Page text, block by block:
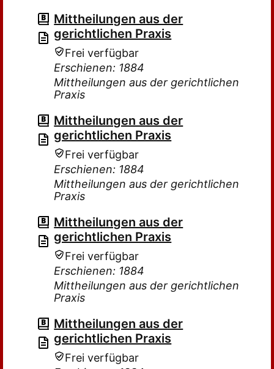
Mittheilungen aus der
gerichtlichen Praxis
Frei verfügbar
Erschienen: 1884
Mittheilungen aus der gerichtlichen
Praxis
Mittheilungen aus der
gerichtlichen Praxis
Frei verfügbar
Erschienen: 1884
Mittheilungen aus der gerichtlichen
Praxis
Mittheilungen aus der
gerichtlichen Praxis
Frei verfügbar
Erschienen: 1884
Mittheilungen aus der gerichtlichen
Praxis
Mittheilungen aus der
gerichtlichen Praxis
Frei verfügbar